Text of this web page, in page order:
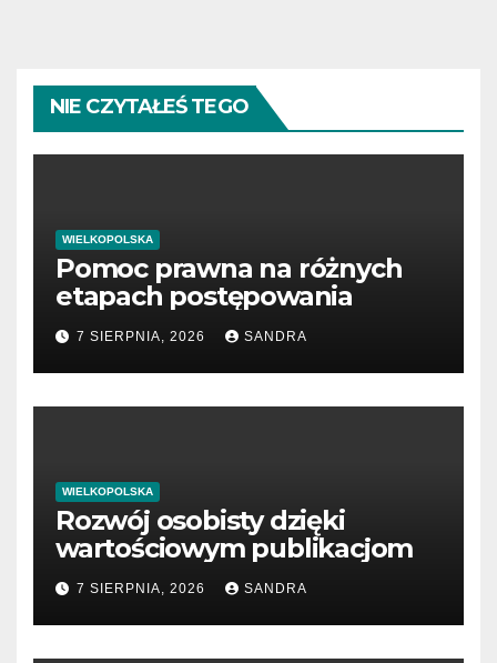
NIE CZYTAŁEŚ TEGO
WIELKOPOLSKA
Pomoc prawna na różnych
etapach postępowania
7 SIERPNIA, 2026 SANDRA
WIELKOPOLSKA
Rozwój osobisty dzięki
wartościowym publikacjom
7 SIERPNIA, 2026 SANDRA